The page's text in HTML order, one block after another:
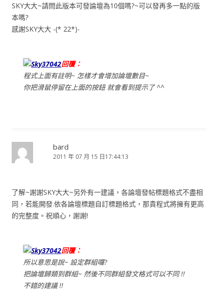
SKY大大~請問此版本可發論壇為10個嗎?~可以發再多一點的版
本嗎?
感謝SKY大大 -(* 22*)-
Sky37042回覆：
程式上面有註明~ 怎樣才會增加論壇數目~
你把滑鼠停留在上面的按鈕 就會看到提示了 ^^
bard
2011 年 07 月 15 日17:44:13
了解~謝謝SKY大大~另外有一建議，各論壇發帖標題格式不盡相
同，若能開發.依各論壇標題自訂標題格式，那貴程式將擁有更高
的完整度。祝順心，謝謝!
Sky37042回覆：
所以意思是說~ 設定群組囉?
把論壇歸類到群組~ 然後不同群組發文格式可以不同 !!
不錯的建議 !!